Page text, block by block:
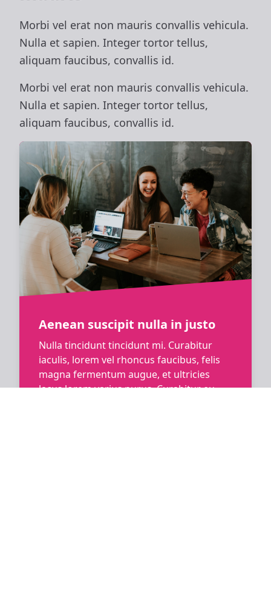
Morbi vel erat non mauris convallis vehicula.
Nulla et sapien. Integer tortor tellus,
aliquam faucibus, convallis id.
Morbi vel erat non mauris convallis vehicula.
Nulla et sapien. Integer tortor tellus,
aliquam faucibus, convallis id.
Aenean suscipit nulla in justo
Nulla tincidunt tincidunt mi. Curabitur
iaculis, lorem vel rhoncus faucibus, felis
magna fermentum augue, et ultricies
lacus lorem varius purus. Curabitur eu